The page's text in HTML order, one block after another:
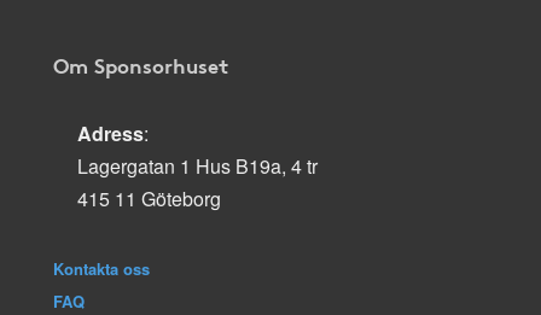
Om Sponsorhuset
Adress:
Lagergatan 1 Hus B19a, 4 tr
415 11 Göteborg
Kontakta oss
FAQ